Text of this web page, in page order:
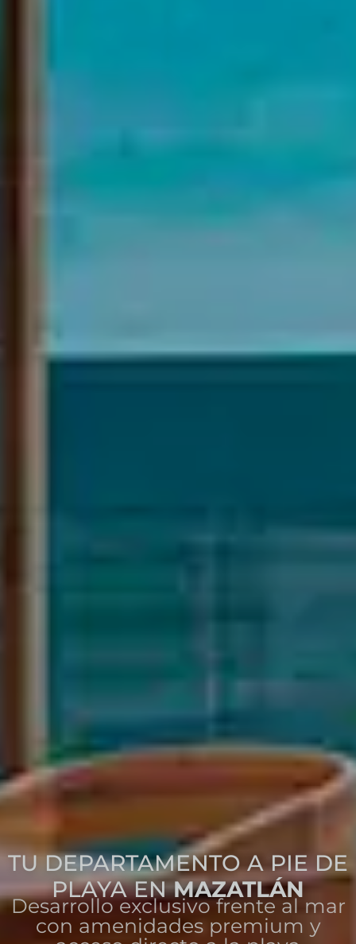
TU DEPARTAMENTO A PIE DE
PLAYA ENMAZATLÁN
Desarrollo exclusivo frente al mar
con amenidades premium y